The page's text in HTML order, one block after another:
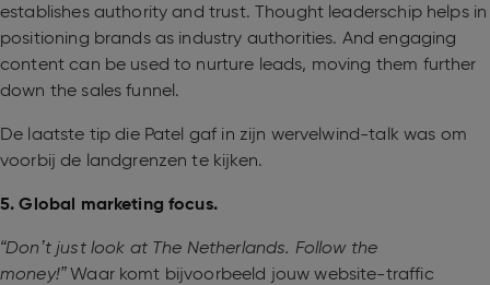
establishes authority and trust. Thought leaderschip helps in
positioning brands as industry authorities. And engaging
content can be used to nurture leads, moving them further
down the sales funnel.
De laatste tip die Patel gaf in zijn wervelwind-talk was om
voorbij de landgrenzen te kijken.
5. Global marketing focus.
“Don’t just look at The Netherlands. Follow the
money!”Waar komt bijvoorbeeld jouw website-traffic